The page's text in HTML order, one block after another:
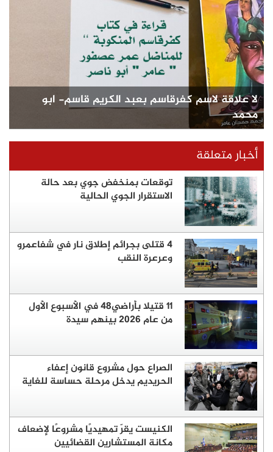
لا علاقة لاسم كفرقاسم بعبد الكريم قاسم- ابو
محمد
أخبار متعلقة
توقعات بمنخفض جوي بعد حالة
الاستقرار الجوي الحالية
4 قتلى بجرائم إطلاق نار في شفاعمرو
وعرعرة النقب
11 قتيلا بأراضي48 في الأسبوع الأول
من عام 2026 بينهم سيدة
الصراع حول مشروع قانون إعفاء
الحريديم يدخل مرحلة حساسة للغاية
الكنيست يقرّ تمهيديًا مشروعًا لإضعاف
مكانة المستشارين القضائيين